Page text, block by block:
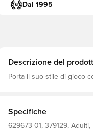
Dal 1995
Descrizione del
Porta il suo stile di gioco
bereit. Spüre die Energie,
regolare 160 g/m²,
Rundhalsausschnitt
Specifiche
629673 01, 379129,